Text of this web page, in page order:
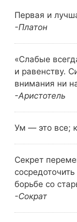
Первая и
-Платон
«Слабые
и равенству.
внимания ни
-Аристотель
Ум — это все;
Секрет
борьбе со
-Сократ